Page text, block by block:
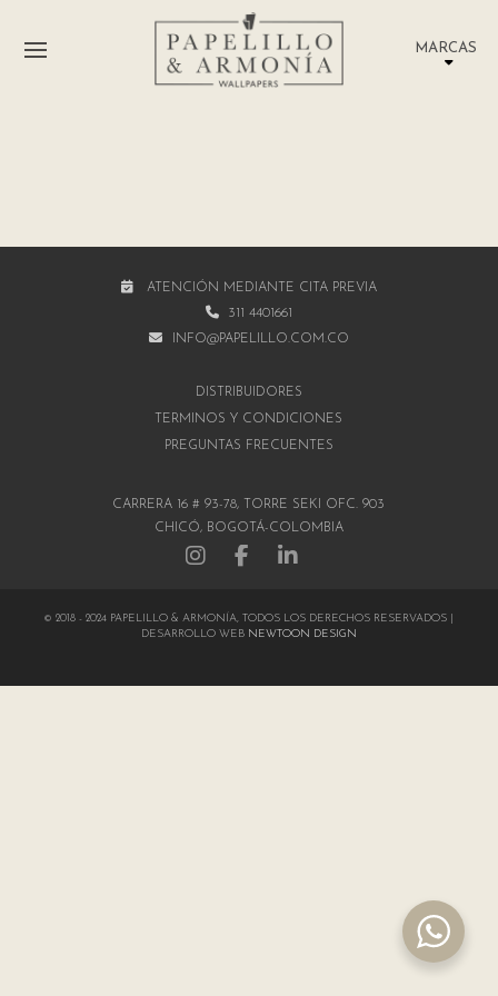
MARCAS
ATENCIÓN MEDIANTE CITA PREVIA
311 4401661
INFO@PAPELILLO.COM.CO
DISTRIBUIDORES
TÉRMINOS Y CONDICIONES
PREGUNTAS FRECUENTES
CARRERA 16 # 93-78, TORRE SEKI OFC. 903
CHICÓ, BOGOTÁ-COLOMBIA
© 2018 - 2024 PAPELILLO & ARMONÍA, TODOS LOS DERECHOS RESERVADOS |
DESARROLLO WEB NEWTOON DESIGN